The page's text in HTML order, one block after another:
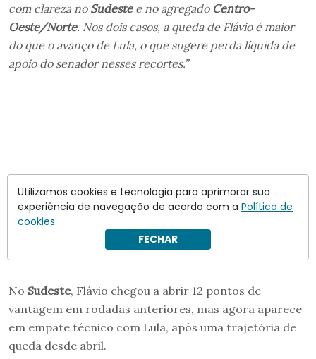
com clareza no Sudestee no agregadoCentro-
Oeste/Norte. Nos dois casos, a queda de Flávio é maior
do que o avanço de Lula, o que sugere perda líquida de
apoio do senador nesses recortes.”
No Sudeste, Flávio chegou a abrir 12 pontos de
vantagem em rodadas anteriores, mas agora aparece
em empate técnico com Lula, após uma trajetória de
queda desde abril.
Utilizamos cookies e tecnologia para aprimorar sua
experiência de navegação de acordo com a Política de
cookies.
FECHAR